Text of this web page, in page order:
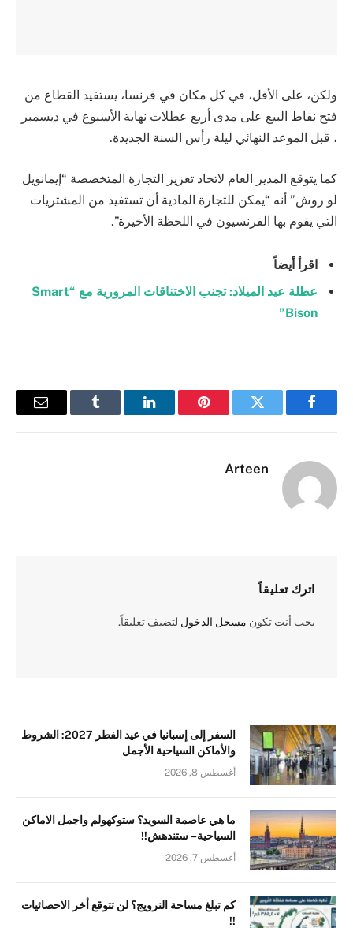
ولكن، على الأقل، في كل مكان في فرنسا، يستفيد القطاع من
فتح نقاط البيع على مدى أربع عطلات نهاية الأسبوع في ديسمبر
، قبل الموعد النهائي ليلة رأس السنة الجديدة.
كما يتوقع المدير العام لاتحاد تعزيز التجارة المتخصصة “إيمانويل
لو روش” أنه “يمكن للتجارة المادية أن تستفيد من المشتريات
التي يقوم بها الفرنسيون في اللحظة الأخيرة”.
اقرأ أيضاً
عطلة عيد الميلاد: تجنب الاختناقات المرورية مع “Smart
Bison”
فيسبوك تويتر بينتيريستلينكدإن Tumblr
البريد
Arteen
اترك تعليقاً
يجب أنت تكون مسجل الدخول لتضيف تعليقاً.
السفر إلى إسبانيا في عيد الفطر 2027: الشروط
والأماكن السياحية الأجمل
أغسطس 8, 2026
ما هي عاصمة السويد؟ ستوكهولم واجمل الاماكن
السياحية – ستندهش!!
أغسطس 7, 2026
كم تبلغ مساحة النرويج؟ لن تتوقع أخر الاحصائيات
!!